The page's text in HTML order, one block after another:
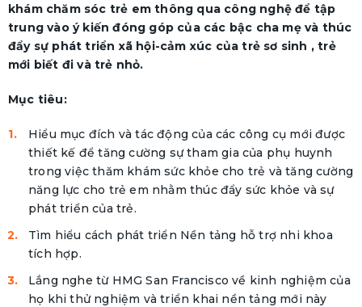
khám chăm sóc trẻ em thông qua công nghệ để tập
trung vào ý kiến đóng góp của các bậc cha mẹ và thúc
đẩy sự phát triển xã hội-cảm xúc của trẻ sơ sinh , trẻ
mới biết đi và trẻ nhỏ.
Mục tiêu:
Hiểu mục đích và tác động của các công cụ mới được
thiết kế để tăng cường sự tham gia của phụ huynh
trong việc thăm khám sức khỏe cho trẻ và tăng cường
năng lực cho trẻ em nhằm thúc đẩy sức khỏe và sự
phát triển của trẻ.
Tìm hiểu cách phát triển Nền tảng hỗ trợ nhi khoa
tích hợp.
Lắng nghe từ HMG San Francisco về kinh nghiệm của
họ khi thử nghiệm và triển khai nền tảng mới này